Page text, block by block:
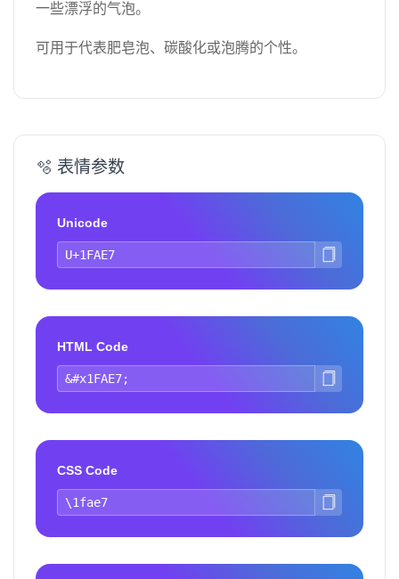
一些漂浮的气泡。
可用于代表肥皂泡、碳酸化或泡腾的个性。
🫧 表情参数
Unicode
HTML Code
CSS Code